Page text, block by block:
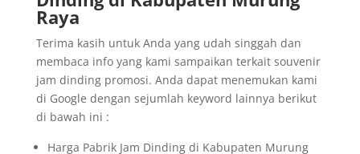
Raya
Terima kasih untuk Anda yang udah singgah dan
membaca info yang kami sampaikan terkait souvenir
jam dinding promosi. Anda dapat menemukan kami
di Google dengan sejumlah keyword lainnya berikut
di bawah ini :
Harga Pabrik Jam Dinding di Kabupaten Murung